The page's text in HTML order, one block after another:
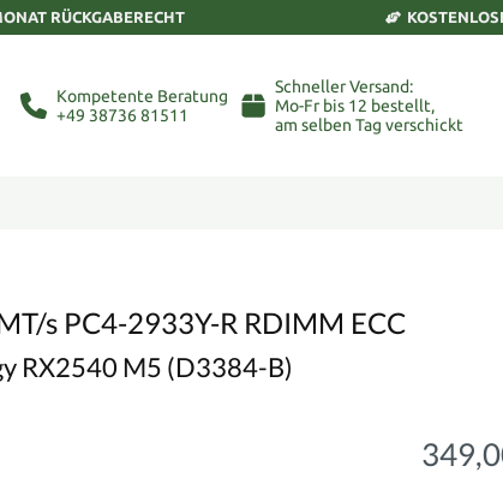
RÜCKGABERECHT
Kompetente Beratung
+49 38736 81511
Schneller Versand:
Mo-Fr bis 12 bestellt,
am selben Tag verschickt
s PC4-2933Y-R RDIMM ECC
RX2540 M5 (D3384-B)